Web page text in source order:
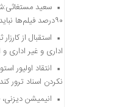
سعید
۹۰درصد فیلم‌ها نباید پروانه بدهیم!
استقبال از
اداری و غیر اداری
انتقاد اولیور
نکردن اسناد ترور
انیمیشن دیزنی،